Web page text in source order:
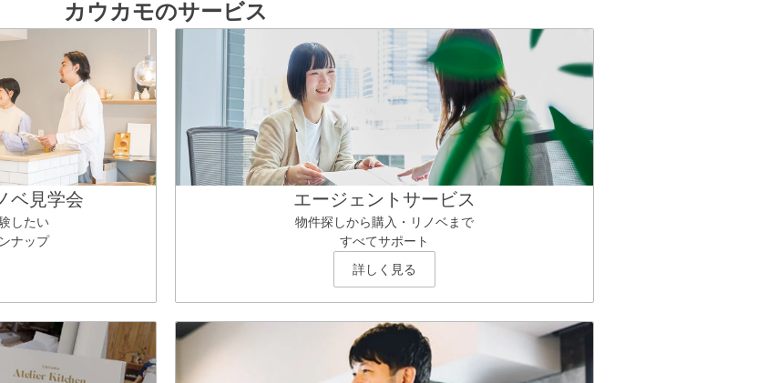
カウカモのサービス
ベ見学会
したい
ナップ
エージェントサービス
物件探しから購入・リノベまで
すべてサポート
詳しく見る